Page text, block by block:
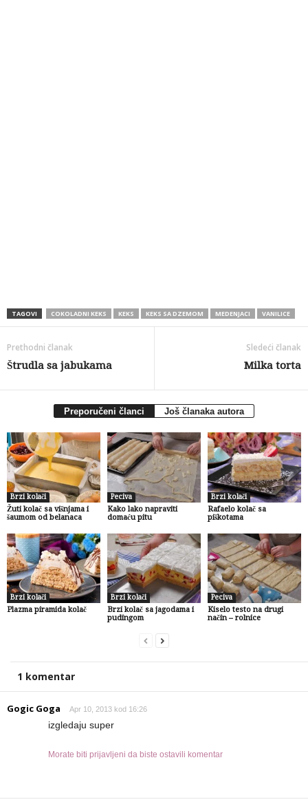
TAGOVI COKOLADNI KEKS KEKS KEKS SA DZEMOM MEDENJACI VANILICE
Prethodni članak
Štrudla sa jabukama
Sledeći članak
Milka torta
Preporučeni članci Još članaka autora
Brzi kolači
Žuti kolač sa višnjama i
šaumom od belanaca
Peciva
Kako lako napraviti
domaću pitu
Brzi kolači
Rafaelo kolač sa
piškotama
Brzi kolači
Plazma piramida kolač
Brzi kolači
Brzi kolač sa jagodama i
pudingom
Peciva
Kiselo testo na drugi
način – rolnice
1 komentar
Gogic Goga Apr 10, 2013 kod 16:26
izgledaju super
Morate biti prijavljeni da biste ostavili komentar